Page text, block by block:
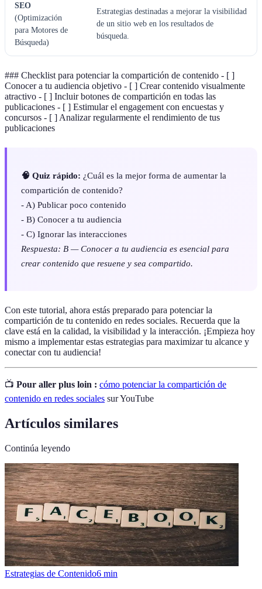
SEO
(Optimización
para Motores de
Búsqueda)
Estrategias destinadas a mejorar la visibilidad
de un sitio web en los resultados de
búsqueda.
### Checklist para potenciar la compartición de contenido - [ ]
Conocer a tu audiencia objetivo - [ ] Crear contenido visualmente
atractivo - [ ] Incluir botones de compartición en todas las
publicaciones - [ ] Estimular el engagement con encuestas y
concursos - [ ] Analizar regularmente el rendimiento de tus
publicaciones
🧠 Quiz rápido: ¿Cuál es la mejor forma de aumentar la
compartición de contenido?
- A) Publicar poco contenido
- B) Conocer a tu audiencia
- C) Ignorar las interacciones
Respuesta: B — Conocer a tu audiencia es esencial para
crear contenido que resuene y sea compartido.
Con este tutorial, ahora estás preparado para potenciar la
compartición de tu contenido en redes sociales. Recuerda que la
clave está en la calidad, la visibilidad y la interacción. ¡Empieza hoy
mismo a implementar estas estrategias para maximizar tu alcance y
conectar con tu audiencia!
📺 Pour aller plus loin : cómo potenciar la compartición de
contenido en redes sociales sur YouTube
Artículos similares
Continúa leyendo
Estrategias de Contenido6 min